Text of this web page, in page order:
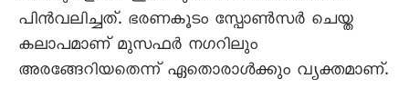
പിൻവലിച്ചത്. ഭരണകൂടം സ്പോൺസർ ചെയ്ത
കലാപമാണ് മുസഫർ നഗറിലും
അരങ്ങേറിയതെന്ന് ഏതൊരാൾക്കും വ്യക്തമാണ്.